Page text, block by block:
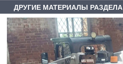
ДРУГИЕ МАТЕРИАЛЫ РАЗДЕЛА